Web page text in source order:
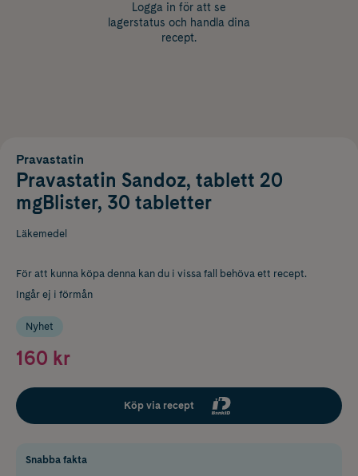
Logga in för att se
lagerstatus och handla dina
recept.
Pravastatin
Pravastatin Sandoz, tablett 20
mgBlister, 30 tabletter
Läkemedel
För att kunna köpa denna kan du i vissa fall behöva ett recept.
Ingår ej i förmån
Nyhet
160 kr
Köp via recept
Snabba fakta